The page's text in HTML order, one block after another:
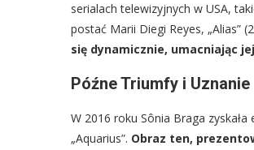
serialach telewizyjnych w USA,
postać Marii Diegi Reyes, „Alias”
się dynamicznie, umacniając
Późne Triumfy i
W 2016 roku Sônia Braga
„Aquarius”. Obraz ten,